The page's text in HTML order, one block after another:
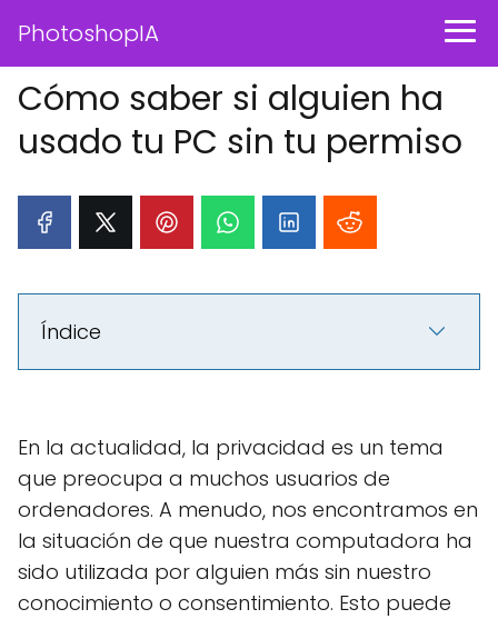
PhotoshopIA
Cómo saber si alguien ha
usado tu PC sin tu permiso
Índice
En la actualidad, la privacidad es un tema
que preocupa a muchos usuarios de
ordenadores. A menudo, nos encontramos en
la situación de que nuestra computadora ha
sido utilizada por alguien más sin nuestro
conocimiento o consentimiento. Esto puede